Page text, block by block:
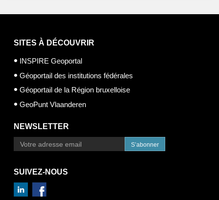
SITES À DÉCOUVRIR
INSPIRE Geoportal
Géoportail des institutions fédérales
Géoportail de la Région bruxelloise
GeoPunt Vlaanderen
NEWSLETTER
S’abonner
SUIVEZ-NOUS